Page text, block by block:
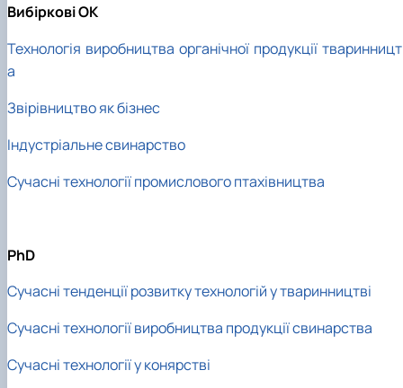
Вибіркові ОК
Технологія виробництва органічної продукції
а
Звірівництво як бізнес
Індустріальне свинарство
Сучасні технології промислового птахівництва
PhD
Сучасні тенденції розвитку технологій у тваринництві
Сучасні технології виробництва продукції свинарства
Сучасні технології у конярстві